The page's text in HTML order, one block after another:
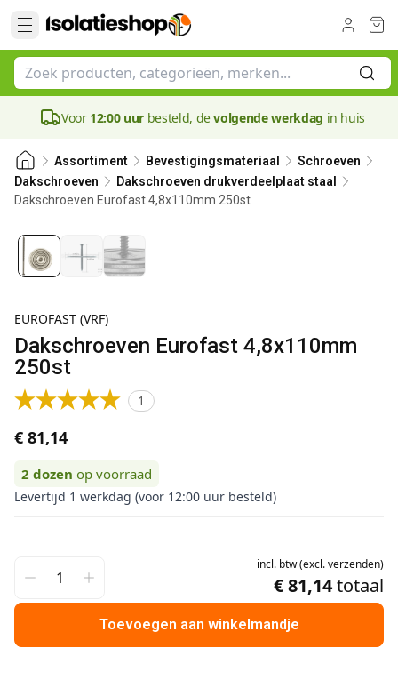
Voor 12:00 uur besteld, devolgende werkdag in huis
Assortiment Bevestigingsmateriaal
Schroeven
Dakschroeven
Dakschroeven drukverdeelplaat staal
Dakschroeven Eurofast 4,8x110mm 250st
EUROFAST (VRF)
Dakschroeven Eurofast 4,8x110mm
250st
1
€ 81,14
2 dozen op voorraad
Levertijd 1 werkdag (voor 12:00 uur besteld)
incl. btw(excl.verzenden)
€ 81,14totaal
Toevoegen aan winkelmandje